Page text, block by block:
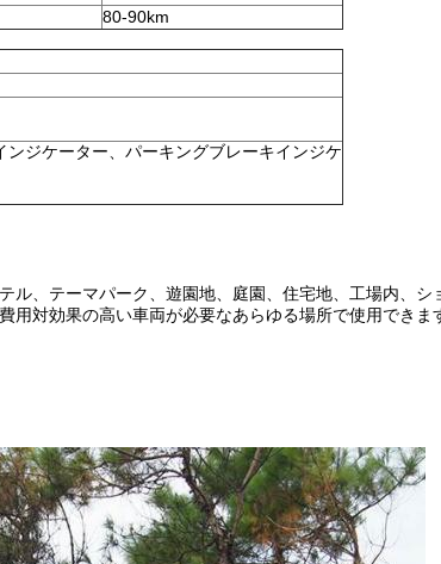
80-90km
ンジケーター、パーキングブレーキインジケ
ル、テーマパーク、遊園地、庭園、住宅地、工場内、シ
対効果の高い車両が必要なあらゆる場所で使用できま